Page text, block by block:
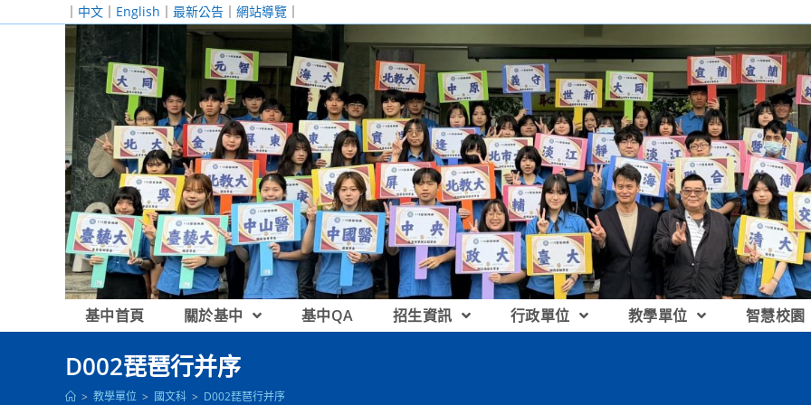
｜ 中文 ｜ English ｜ 最新公告 ｜ 網站導覽 ｜
基中首頁 關於基中 基中QA 招生資訊 行政單位 教學單位 智慧校園
D002琵琶行并序
> 教學單位 > 國文科 > D002琵琶行并序